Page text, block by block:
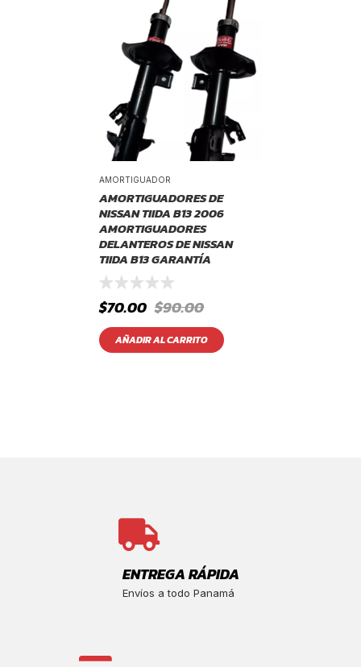
AMORTIGUADOR
AMORTIGUADORES DE
NISSAN TIIDA B13 2006
AMORTIGUADORES
DELANTEROS DE NISSAN
TIIDA B13 GARANTÍA
$90.00
$70.00
AÑADIR AL CARRITO
ENTREGA RÁPIDA
Envíos a todo Panamá